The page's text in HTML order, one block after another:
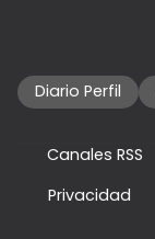
Diario Perfil
Canales RSS
Privacidad